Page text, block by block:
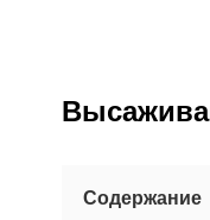
Содержание